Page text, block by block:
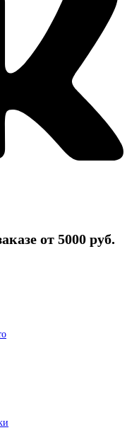
от 5000 руб.